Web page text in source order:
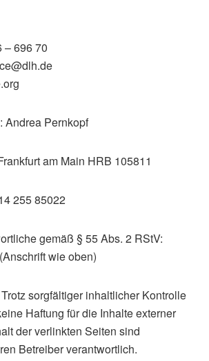
– 696 70
Andrea Pernkopf
am Main HRB 105811
255 85022
gemäß § 55 Abs. 2 RStV:
wie oben)
sorgfältiger inhaltlicher Kontrolle
Haftung für die Inhalte externer
der verlinkten Seiten sind
Betreiber verantwortlich.